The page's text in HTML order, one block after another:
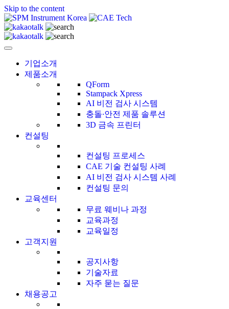
Skip to the content
CAE Technology
씨에이이테크놀러지
기업소개
제품소개
QForm
Stampack Xpress
AI 비전 검사 시스템
충돌∙안전 제품 솔루션
3D 금속 프린터
컨설팅
컨설팅 프로세스
CAE 기술 컨설팅 사례
AI 비전 검사 시스템 사례
컨설팅 문의
교육센터
무료 웨비나 과정
교육과정
교육일정
고객지원
공지사항
기술자료
자주 묻는 질문
채용공고